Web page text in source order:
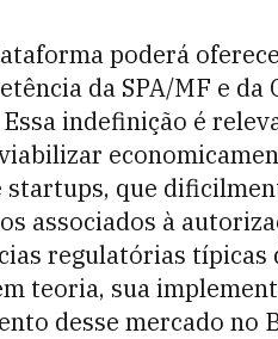
poderá
da SPA/MF e da
indefinição é
startups, que
associados à
regulatórias típicas
teoria, sua
desse mercado no